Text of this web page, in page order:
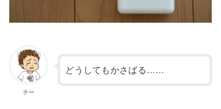
チー
どうしてもかさばる……